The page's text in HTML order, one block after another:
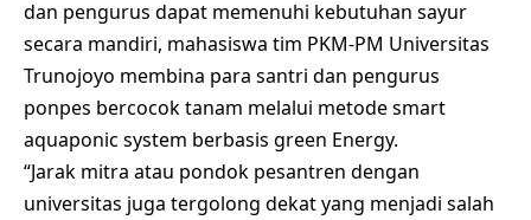
dan pengurus dapat memenuhi kebutuhan sayur
secara mandiri, mahasiswa tim PKM-PM Universitas
Trunojoyo membina para santri dan pengurus
ponpes bercocok tanam melalui metode smart
aquaponic system berbasis green Energy.
“Jarak mitra atau pondok pesantren dengan
universitas juga tergolong dekat yang menjadi salah